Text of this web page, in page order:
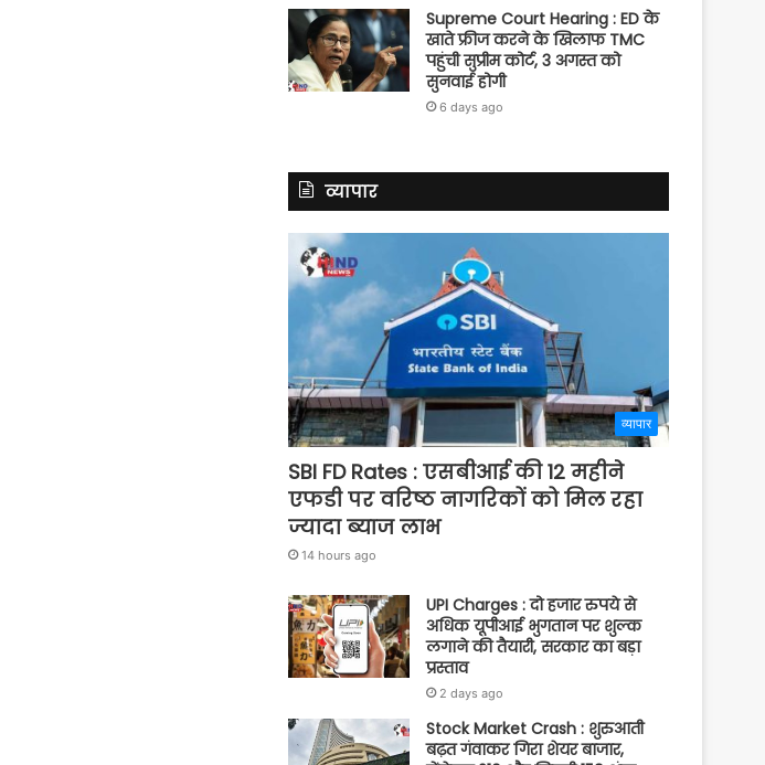
Supreme Court Hearing : ED के
खाते फ्रीज करने के खिलाफ TMC
पहुंची सुप्रीम कोर्ट, 3 अगस्त को
सुनवाई होगी
6 days ago
व्यापार
व्यापार
SBI FD Rates : एसबीआई की 12 महीने
एफडी पर वरिष्ठ नागरिकों को मिल रहा
ज्यादा ब्याज लाभ
14 hours ago
UPI Charges : दो हजार रुपये से
अधिक यूपीआई भुगतान पर शुल्क
लगाने की तैयारी, सरकार का बड़ा
प्रस्ताव
2 days ago
Stock Market Crash : शुरुआती
बढ़त गंवाकर गिरा शेयर बाजार,